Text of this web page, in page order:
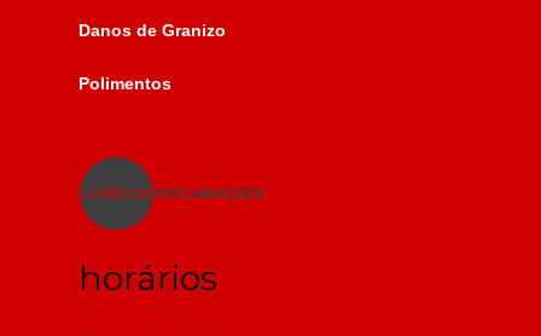
Danos de Granizo
Polimentos
horários